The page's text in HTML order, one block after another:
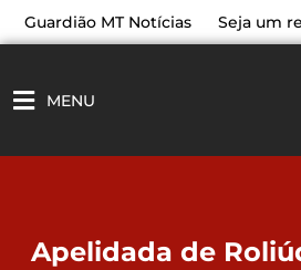
paraGuardião MT Notícias Seja um
MENU
Apelidada de